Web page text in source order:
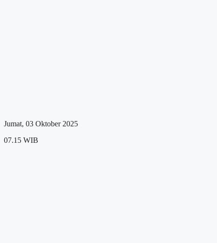
Jumat, 03 Oktober 2025
07.15 WIB